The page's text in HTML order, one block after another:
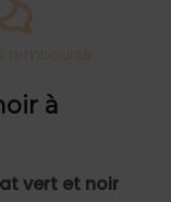
remboursé
à
vert et noir